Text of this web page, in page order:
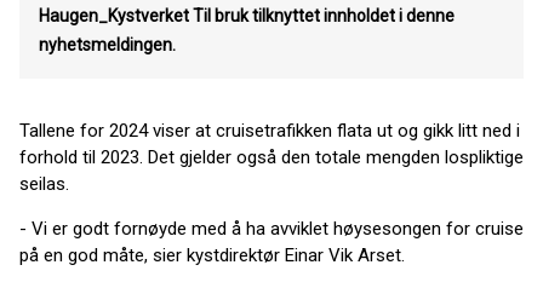
Haugen_KystverketTil bruk tilknyttet innholdet i denne
nyhetsmeldingen.
Tallene for 2024 viser at cruisetrafikken flata ut og gikk litt ned i
forhold til 2023. Det gjelder også den totale mengden lospliktige
seilas.
- Vi er godt fornøyde med å ha avviklet høysesongen for cruise
på en god måte, sier kystdirektør Einar Vik Arset.